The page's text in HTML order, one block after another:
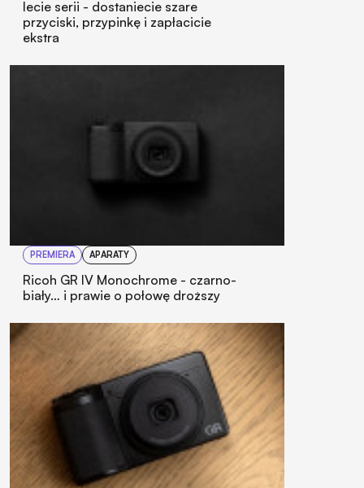
lecie serii - dostaniecie szare
przyciski, przypinkę i zapłacicie
ekstra
PREMIERA APARATY
Ricoh GR IV Monochrome - czarno-
biały… i prawie o połowę droższy